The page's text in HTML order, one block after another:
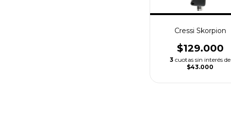
Cressi Skorpion
$129.000
3 cuotas sin interés de
$43.000